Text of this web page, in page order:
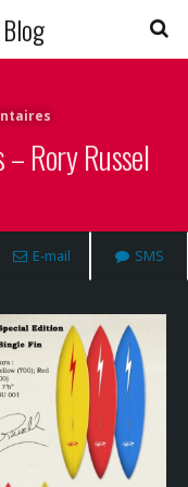
Rory Russel
E-mail SMS